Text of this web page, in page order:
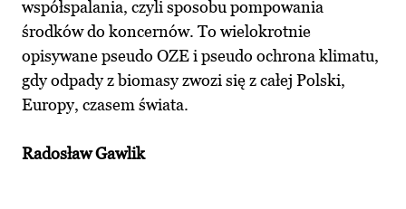
współspalania, czyli sposobu pompowania
środków do koncernów. To wielokrotnie
opisywane pseudo OZE i pseudo ochrona klimatu,
gdy odpady z biomasy zwozi się z całej Polski,
Europy, czasem świata.
Radosław Gawlik